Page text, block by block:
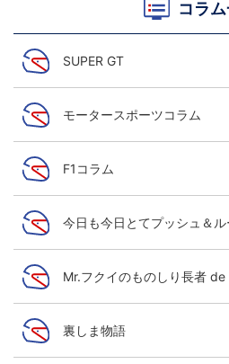
コラ
SUPER GT
モータースポーツコラム
F1コラム
今日も今日とてプッシュ＆
Mr.フクイのものしり長者 de
裏しま物語